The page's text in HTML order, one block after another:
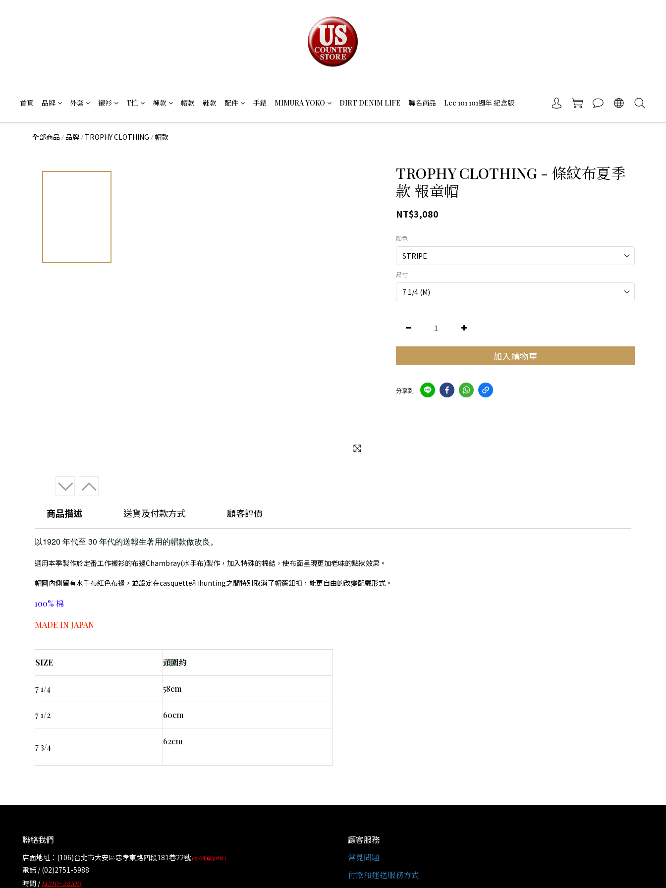
首頁 品牌 外套 襯衫 T恤 褲款 帽款 鞋款 配件 手錶 MIMURA YOKO DIRT DENIM LIFE 聯名商品 Lee 101 101週年 紀念版
全部商品 /品牌 / TROPHY CLOTHING / 帽款
TROPHY CLOTHING - 條紋布夏季
款 報童帽
NT$3,080
顏色
尺寸
加入購物車
分享到
商品描述 送貨及付款方式 顧客評價
以1920 年代至 30 年代的送報生著用的帽款做改良。
選用本季製作於定番工作襯衫的布邊Chambray(水手布)製作，加入特殊的棉結，使布面呈現更加老味的點狀效果。
帽圓內側留有水手布紅色布邊，並設定在casquette和hunting之間特別取消了帽簷鈕扣，能更自由的改變配戴形式。
100% 棉
MADE IN JAPAN
SIZE 頭圍約
7 1/4 58cm
7 1/2 60cm
7 3/4
62cm
聯絡我們
店面地址：(106)台北市大安區忠孝東路四段181巷22號(同公司聯絡地址)
電話 / (02)2751-5988
時間 /14:00-22:00
顧客服務
常見問題
付款和運送服務方式